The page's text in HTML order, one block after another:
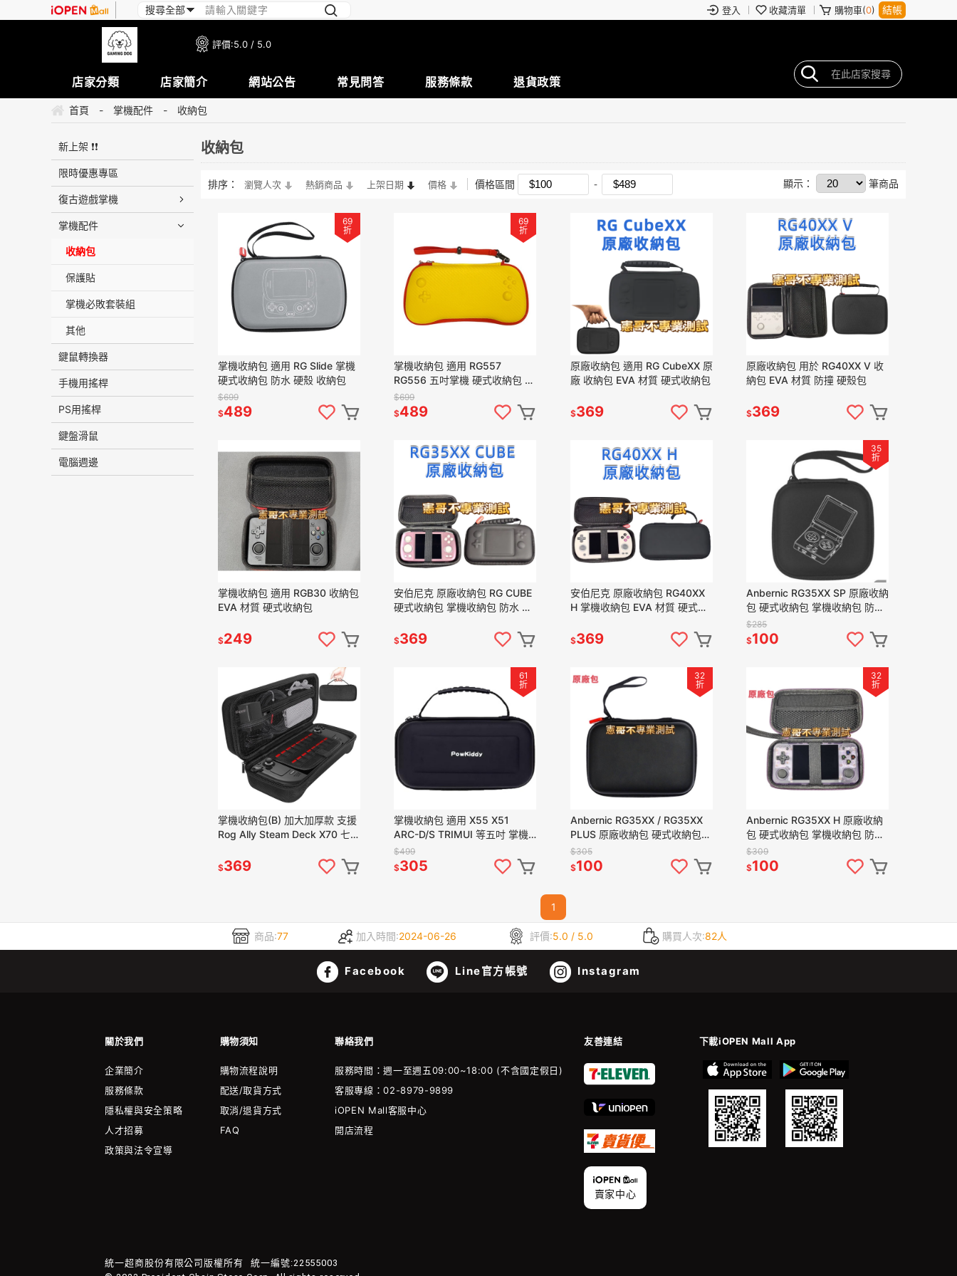
登入 收藏清單 購物車(0) 結帳
評價:5.0 / 5.0
店家分類 店家簡介 網站公告 常見問答 服務條款 退貨政策
首頁 - 掌機配件 - 收納包
新上架 ❗❗
限時優惠專區
復古遊戲掌機
掌機配件
收納包
保護貼
掌機必敗套裝組
其他
鍵鼠轉換器
手機用搖桿
PS用搖桿
鍵盤滑鼠
電腦週邊
收納包
排序： 瀏覽人次 熱銷商品 上架日期 價格 價格區間 顯示： 筆商品
69
折
掌機收納包 適用 RG Slide 掌機
硬式收納包 防水 硬殼 收納包
$699
$489
69
折
掌機收納包 適用 RG557
RG556 五吋掌機 硬式收納包 防
水 硬殼
$699
$489
原廠收納包 適用 RG CubeXX 原
廠 收納包 EVA 材質 硬式收納包
$369
原廠收納包 用於 RG40XX V 收
納包 EVA 材質 防撞 硬殼包
$369
掌機收納包 適用 RGB30 收納包
EVA 材質 硬式收納包
$249
安伯尼克 原廠收納包 RG CUBE
硬式收納包 掌機收納包 防水 硬
$369
安伯尼克 原廠收納包 RG40XX
H 掌機收納包 EVA 材質 硬式收
$369
35
折
Anbernic RG35XX SP 原廠收納
包 硬式收納包 掌機收納包 防水
硬殼
$285
$100
掌機收納包(B) 加大加厚款 支援
Rog Ally Steam Deck X70 七吋
$369
61
折
掌機收納包 適用 X55 X51
ARC-D/S TRIMUI 等五吋 掌機
收納包 EVA 材質 硬式收納包
$499
$305
32
折
Anbernic RG35XX / RG35XX
PLUS 原廠收納包 硬式收納包
掌機收納包 防水 硬殼
$305
$100
32
折
Anbernic RG35XX H 原廠收納
包 硬式收納包 掌機收納包 防水
硬殼
$309
$100
1
商品:77 加入時間:2024-06-26 評價:5.0 / 5.0 購買人次:82人
Facebook Line官方帳號 Instagram
關於我們 購物須知 聯絡我們 友善連結 下載iOPEN Mall App
企業簡介
服務條款
隱私權與安全策略
人才招募
政策與法令宣導
購物流程說明
配送/取貨方式
取消/退貨方式
FAQ
服務時間：週一至週五09:00~18:00 (不含國定假日)
客服專線：02-8979-9899
iOPEN Mall客服中心
開店流程
賣家中心
統一超商股份有限公司版權所有
統一編號:22555003